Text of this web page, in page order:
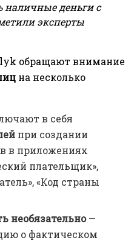
наличные деньги с
эксперты
обращают внимание
на несколько
в себя
при создании
в приложениях
плательщик»,
«Код страны
необязательно—
о фактическом